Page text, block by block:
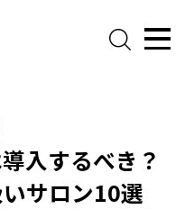
入するべき？
サロン10選